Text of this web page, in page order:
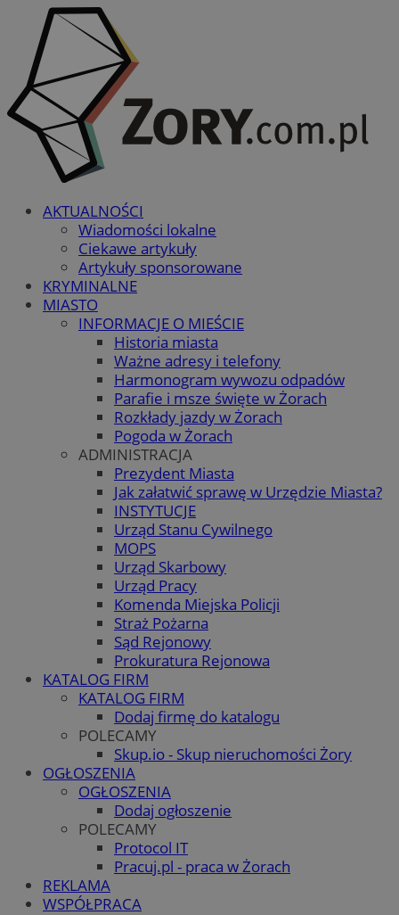
AKTUALNOŚCI
Wiadomości lokalne
Ciekawe artykuły
Artykuły sponsorowane
KRYMINALNE
MIASTO
INFORMACJE O MIEŚCIE
Historia miasta
Ważne adresy i telefony
Harmonogram wywozu odpadów
Parafie i msze święte w Żorach
Rozkłady jazdy w Żorach
Pogoda w Żorach
ADMINISTRACJA
Prezydent Miasta
Jak załatwić sprawę w Urzędzie Miasta?
INSTYTUCJE
Urząd Stanu Cywilnego
MOPS
Urząd Skarbowy
Urząd Pracy
Komenda Miejska Policji
Straż Pożarna
Sąd Rejonowy
Prokuratura Rejonowa
KATALOG FIRM
KATALOG FIRM
Dodaj firmę do katalogu
POLECAMY
Skup.io - Skup nieruchomości Żory
OGŁOSZENIA
OGŁOSZENIA
Dodaj ogłoszenie
POLECAMY
Protocol IT
Pracuj.pl - praca w Żorach
REKLAMA
WSPÓŁPRACA